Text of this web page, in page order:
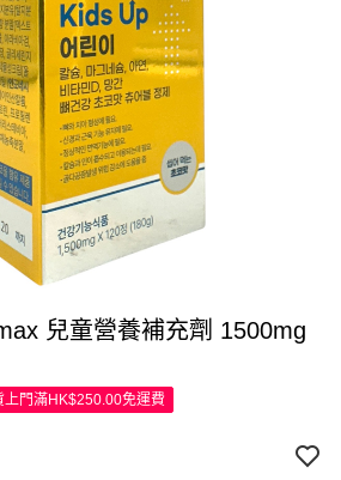
兒童營養補充劑 1500mg
上門滿HK$250.00免運費